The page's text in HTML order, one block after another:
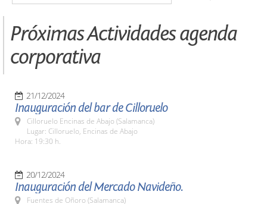
Próximas Actividades agenda
corporativa
21/12/2024
Inauguración del bar de Cilloruelo
Cilloruelo Encinas de Abajo (Salamanca)
Lugar: Cilloruelo, Encinas de Abajo
Hora: 19:30 h.
20/12/2024
Inauguración del Mercado Navideño.
Fuentes de Oñoro (Salamanca)